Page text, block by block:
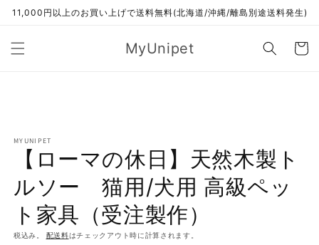
ンツに
11,000円以上のお買い上げで送料無料(北海道/沖縄/離島別途送料発生)
MyUnipet
ー
MYUNIPET
【ローマの休日】天然木製ト
ルソー 猫用/犬用 高級ペッ
ト家具（受注製作）
税込み。 配送料はチェックアウト時に計算されます。